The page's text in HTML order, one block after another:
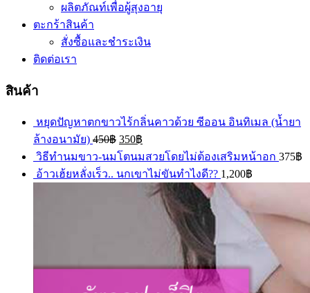
ผลิตภัณท์เพื่อผู้สุงอายุ
ตะกร้าสินค้า
สั่งซื้อและชำระเงิน
ติดต่อเรา
สินค้า
หยุดปัญหาตกขาวไร้กลิ่นคาวด้วย ซีออน อินทิเมล (น้ำยา
ล้างอนามัย) 450฿ 350฿
วิธีทำนมขาว-นมโตนมสวยโดยไม่ต้องเสริมหน้าอก 375฿
อ้าวเฮ้ยหลั่งเร็ว.. นกเขาไม่ขันทำไงดี?? 1,200฿